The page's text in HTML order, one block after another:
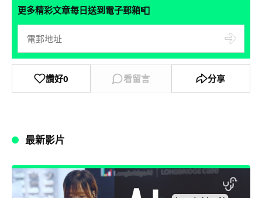
更多精彩文章每日送到電子郵箱📮
讚好0 看留言 分享
最新影片